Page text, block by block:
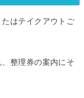
はテイクアウトご
整理券の案内にそ